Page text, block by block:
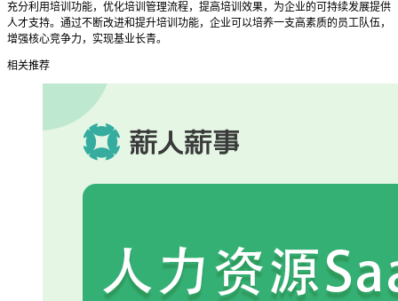
充分利用培训功能，优化培训管理流程，提高培训效果，为企业的可持续发展提供
人才支持。通过不断改进和提升培训功能，企业可以培养一支高素质的员工队伍，
增强核心竞争力，实现基业长青。
相关推荐